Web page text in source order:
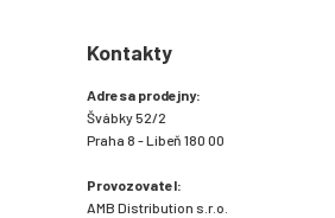
Kontakty
Adresa prodejny:
Švábky 52/2
Praha 8 - Libeň 180 00
Provozovatel:
AMB Distribution s.r.o.